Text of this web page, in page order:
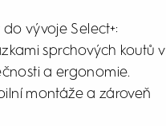
vývoje Select+:
sprchových koutů v
a ergonomie.
montáže a zároveň